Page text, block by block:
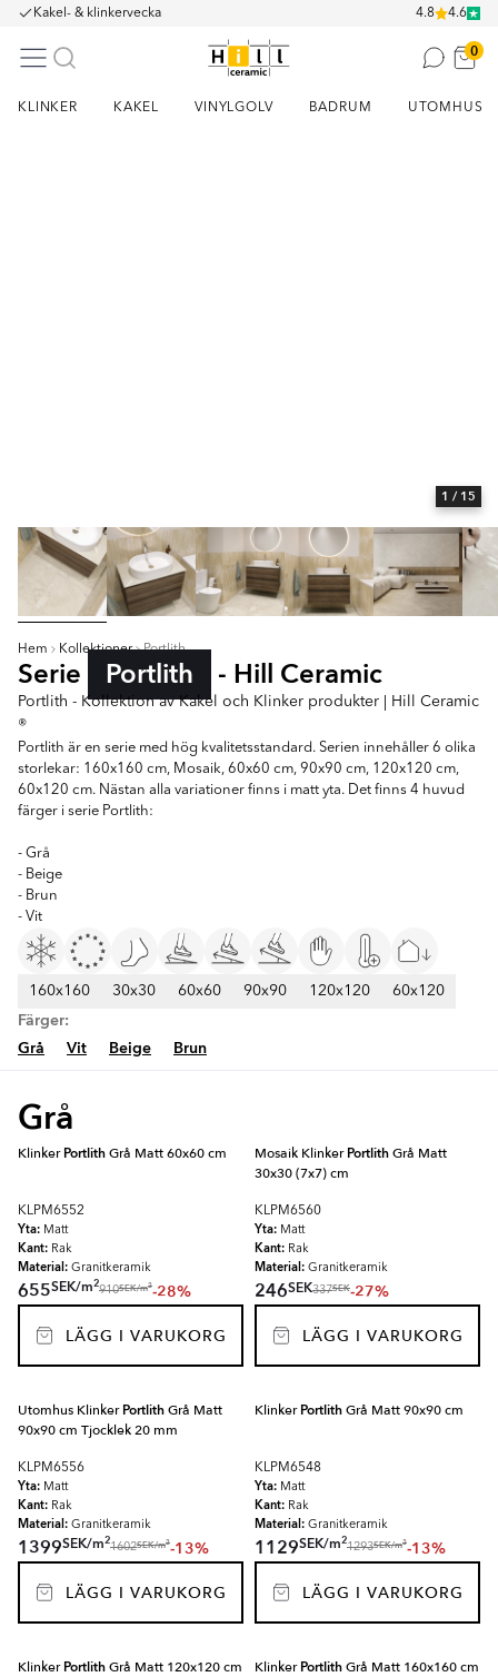
Kakel- & klinkervecka 4.8 4.6
0
KLINKER KAKEL VINYLGOLV BADRUM UTOMHUS
Hem Kollektioner Portlith
Serie Portlith - Hill Ceramic
Portlith - Kollektion av Kakel och Klinker produkter | Hill Ceramic
®
Portlith är en serie med hög kvalitetsstandard. Serien innehåller 6 olika
storlekar: 160x160 cm, Mosaik, 60x60 cm, 90x90 cm, 120x120 cm,
60x120 cm. Nästan alla variationer finns i matt yta. Det finns 4 huvud
färger i serie Portlith:
- Grå
- Beige
- Brun
- Vit
160x160 30x30 60x60 90x90 120x120 60x120
Färger:
Grå
Vit Beige Brun
1 / 15
Grå
KlinkerPortlithGrå Matt 60x60 cm
KLPM6552
Yta: Matt
Kant: Rak
Material: Granitkeramik
655SEK/m2
910SEK/m2-28%
LÄGG I VARUKORG
Mosaik KlinkerPortlithGrå Matt
30x30 (7x7) cm
KLPM6560
Yta: Matt
Kant: Rak
Material: Granitkeramik
246SEK337SEK-27%
LÄGG I VARUKORG
Utomhus KlinkerPortlithGrå Matt
90x90 cm Tjocklek 20 mm
KLPM6556
Yta: Matt
Kant: Rak
Material: Granitkeramik
1399SEK/m2
1602SEK/m2-13%
LÄGG I VARUKORG
KlinkerPortlithGrå Matt 90x90 cm
KLPM6548
Yta: Matt
Kant: Rak
Material: Granitkeramik
1129SEK/m2
1293SEK/m2-13%
LÄGG I VARUKORG
KlinkerPortlithGrå Matt 120x120 cm KlinkerPortlithGrå Matt 160x160 cm